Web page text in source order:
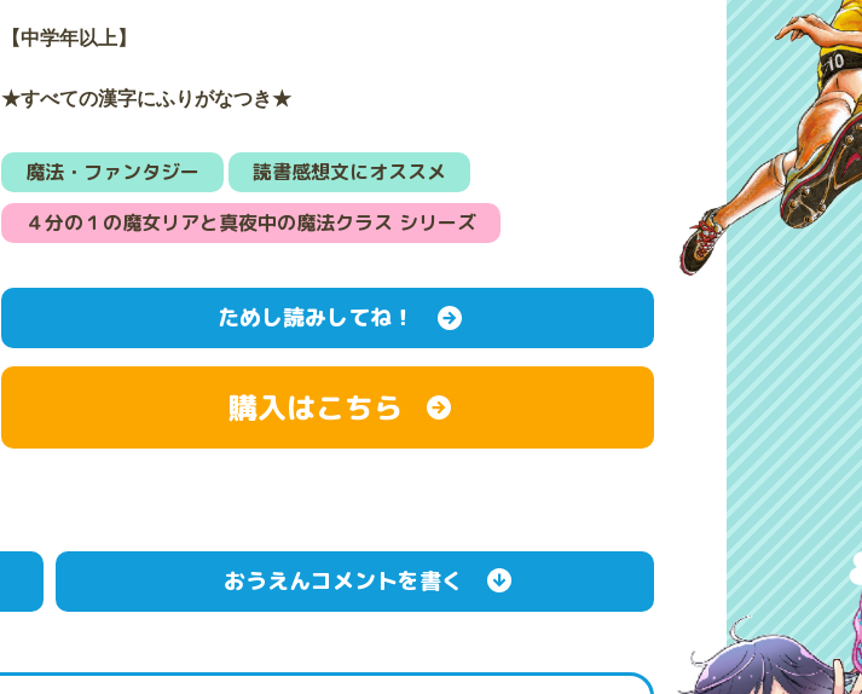
【中学年以上】
★すべての漢字にふりがなつき★
魔法・ファンタジー
読書感想文にオススメ
４分の１の魔女リアと真夜中の魔法クラス シリーズ
ためし読みしてね！
購入はこちら
おうえんコメントを書く